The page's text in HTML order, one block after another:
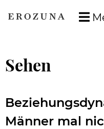
Sehen
Männer mal